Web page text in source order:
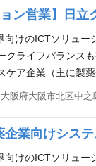
ント 【日立グル
ＣＴソリューショ
ン営業】日
向けのICTソリュ
クライフバランス
ケア企業（主に製
様の深耕がメイン
、顧客や社内関係
・ファシリテーシ
ルポイント 【日
業向けシス
向けのICTソリュ